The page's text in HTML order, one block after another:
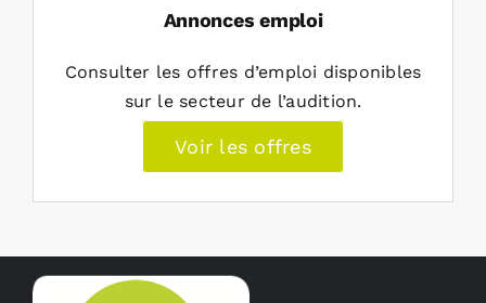
Annonces emploi
Consulter les offres d’emploi disponibles
sur le secteur de l’audition.
Voir les offres